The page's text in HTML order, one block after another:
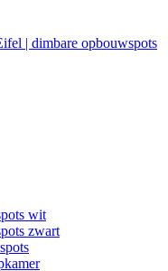
| dimbare opbouwspots
wit
zwart